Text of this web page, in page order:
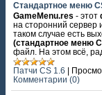
Стандартное меню
GameMenu.res - этот
на сторонний сервер
таком случае есть
(стандартное меню
файл. На этом всё,
Патчи CS 1.6
Комментарии (0)